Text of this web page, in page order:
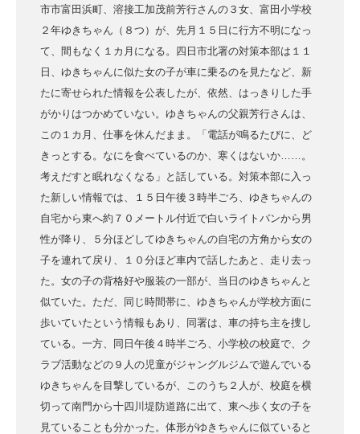
市市富田浜町、溶接工加茂前芳行さんの３女、富田小学校
２年ゆきちゃん（８つ）が、先月１５日に行方不明になっ
て、間もなく１カ月になる。四日市北署の対策本部は１１
日、ゆきちゃんに似た女の子が車に乗るのを見たなど、新
たに寄せられた情報を公表したが、依然、はっきりした手
がかりはつかめていない。ゆきちゃんの父親芳行さんは、
この１カ月、仕事を休んだまま。「電話が鳴るたびに、ど
きっとする。なにを食べているのか、寒くはないか……。
考えだすと眠れなくなる」と話している。対策本部に入っ
た新しい情報では、１５日午後３時半ごろ、ゆきちゃんの
自宅から東へ約７０メートル付近で白いライトバンから男
性が降り、５分ほどしてゆきちゃんの自宅の方角から女の
子を連れて戻り、１０分ほど車内で話したあと、走り去っ
た。女の子の背格好や服装の一部が、当日のゆきちゃんと
似ていた。ただ、同じ時間帯に、ゆきちゃんが学校方面に
歩いていたという情報もあり、同署は、車の持ち主を捜し
ている。一方、同日午後４時半ごろ、小学校の校庭で、ク
ラブ活動などの９人の児童がジャングルジムで遊んでいる
ゆきちゃんを目撃しているが、このうち２人が、校庭を横
切って南門から十四川堤防道路に出て、東へ歩く女の子を
見ていることも分かった。体形がゆきちゃんに似ていると